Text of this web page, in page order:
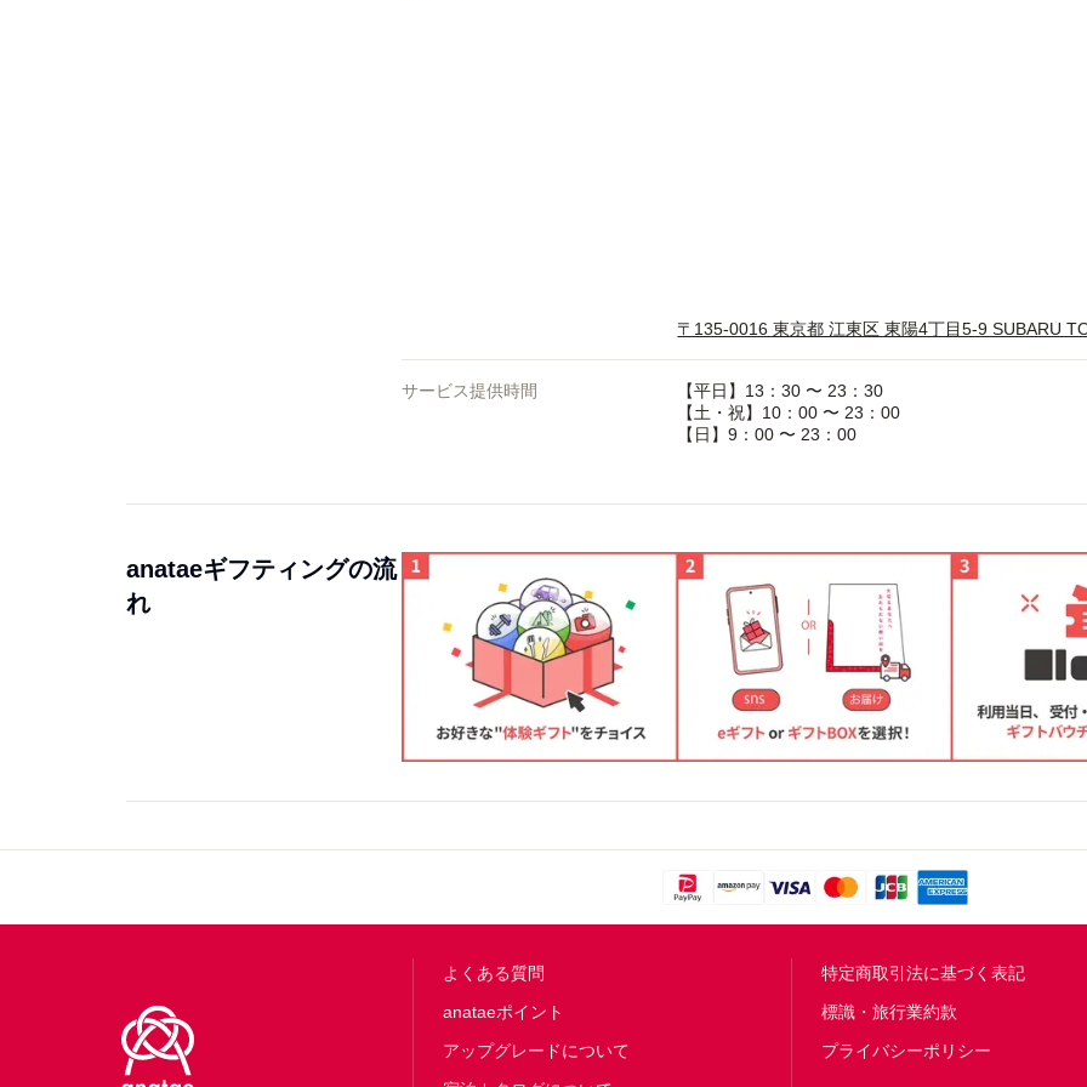
〒135-0016 東京都 江東区 東陽4丁目5-9 SUBARU
サービス提供時間
【平日】13：30 〜 23：30
【土・祝】10：00 〜 23：00
【日】9：00 〜 23：00
anataeギフティングの流
れ
よくある質問
anataeポイント
アップグレードについて
特定商取引法に基づく表記
標識・旅行業約款
プライバシーポリシー